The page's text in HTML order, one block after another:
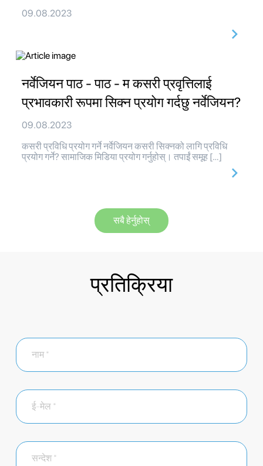
09.08.2023
नर्वेजियन पाठ - पाठ - म कसरी प्रवृत्तिलाई
प्रभावकारी रूपमा सिक्न प्रयोग गर्दछु नर्वेजियन?
09.08.2023
कसरी प्रविधि प्रयोग गर्ने नर्वेजियन कसरी सिक्नको लागि प्रविधि
प्रयोग गर्ने? सामाजिक मिडिया प्रयोग गर्नुहोस्। तपाईं समूह […]
सबै हेर्नुहोस्
प्रतिक्रिया